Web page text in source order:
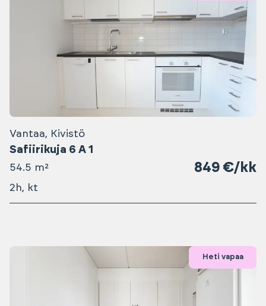
Vantaa, Kivistö
Safiirikuja 6 A 1
54.5 m² 849 €/kk
2h, kt
Heti vapaa